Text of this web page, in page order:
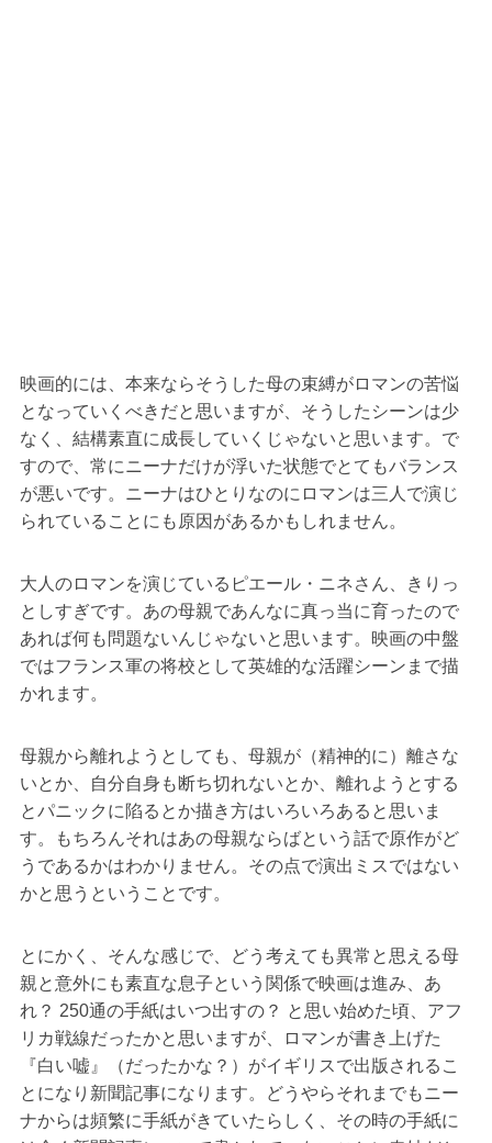
映画的には、本来ならそうした母の束縛がロマンの苦悩
となっていくべきだと思いますが、そうしたシーンは少
なく、結構素直に成長していくじゃないと思います。で
すので、常にニーナだけが浮いた状態でとてもバランス
が悪いです。ニーナはひとりなのにロマンは三人で演じ
られていることにも原因があるかもしれません。
大人のロマンを演じているピエール・ニネさん、きりっ
としすぎです。あの母親であんなに真っ当に育ったので
あれば何も問題ないんじゃないと思います。映画の中盤
ではフランス軍の将校として英雄的な活躍シーンまで描
かれます。
母親から離れようとしても、母親が（精神的に）離さな
いとか、自分自身も断ち切れないとか、離れようとする
とパニックに陷るとか描き方はいろいろあると思いま
す。もちろんそれはあの母親ならばという話で原作がど
うであるかはわかりません。その点で演出ミスではない
かと思うということです。
とにかく、そんな感じで、どう考えても異常と思える母
親と意外にも素直な息子という関係で映画は進み、あ
れ？ 250通の手紙はいつ出すの？ と思い始めた頃、アフ
リカ戦線だったかと思いますが、ロマンが書き上げた
『白い嘘』（だったかな？）がイギリスで出版されるこ
とになり新聞記事になります。どうやらそれまでもニー
ナからは頻繁に手紙がきていたらしく、その時の手紙に